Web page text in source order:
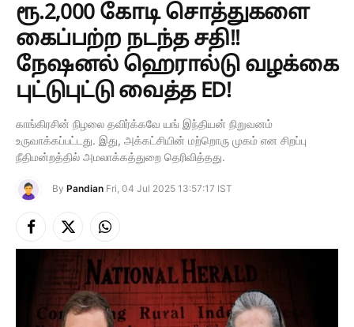
ரூ.2,000 கோடி சொத்துகளை
கைப்பற்ற நடந்த சதி!!
நேஷனல் ஹெரால்டு வழக்கை
புட்டுபுட்டு வைத்த ED!
காங்கிரசின் நிழலை தவிர்க்கவே யங் இந்தியன் நிறுவனம்
உருவாக்கப்பட்டது. இது, அக்கட்சியின் மற்றொரு முகம் என சிறப்பு
நீதிமன்றத்தில் அமலாக்கத்துறை தெரிவித்தது.
By Pandian Fri, 04 Jul 2025 13:57:17 IST
Facebook
X
(Twitter)
Instagram